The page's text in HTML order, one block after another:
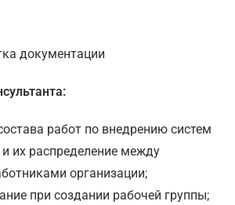
документации
работ по внедрению систем
их распределение между
организации;
при создании рабочей группы;